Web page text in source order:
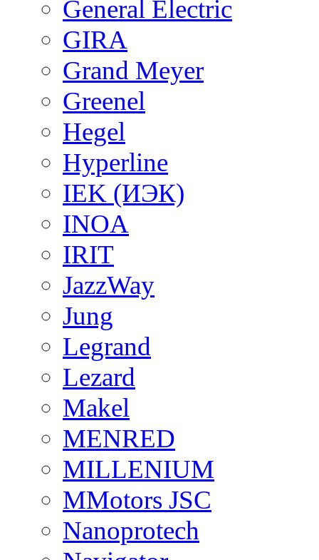
General Electric
GIRA
Grand Meyer
Greenel
Hegel
Hyperline
IEK (ИЭК)
INOA
IRIT
JazzWay
Jung
Legrand
Lezard
Makel
MENRED
MILLENIUM
MMotors JSC
Nanoprotech